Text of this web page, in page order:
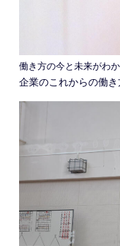
企業のこれからの働